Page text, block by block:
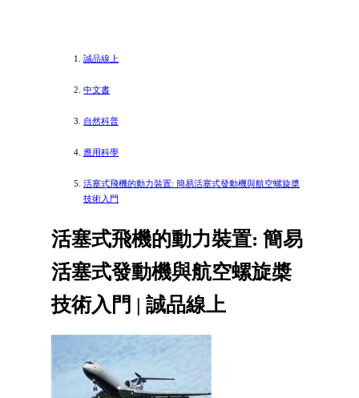
誠品線上
中文書
自然科普
應用科學
活塞式飛機的動力裝置: 簡易活塞式發動機與航空螺旋槳
技術入門
活塞式飛機的動力裝置: 簡易
活塞式發動機與航空螺旋槳
技術入門 | 誠品線上